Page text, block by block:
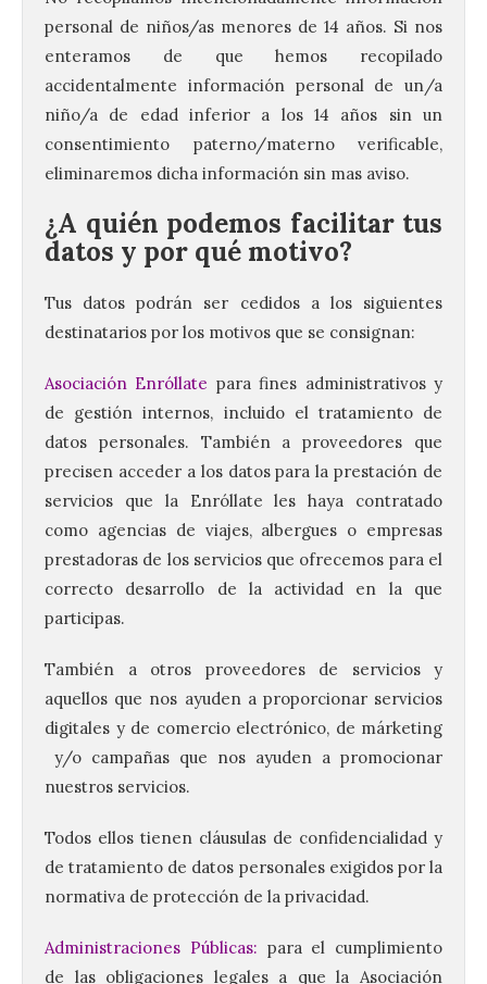
personal de niños/as menores de 14 años. Si nos
enteramos de que hemos recopilado
accidentalmente información personal de un/a
niño/a de edad inferior a los 14 años sin un
consentimiento paterno/materno verificable,
eliminaremos dicha información sin mas aviso.
¿A quién podemos facilitar tus
datos y por qué motivo?
Tus datos podrán ser cedidos a los siguientes
destinatarios por los motivos que se consignan:
Asociación Enróllate para fines administrativos y
de gestión internos, incluido el tratamiento de
datos personales. También a proveedores que
precisen acceder a los datos para la prestación de
servicios que la Enróllate les haya contratado
como agencias de viajes, albergues o empresas
prestadoras de los servicios que ofrecemos para el
correcto desarrollo de la actividad en la que
participas.
También a otros proveedores de servicios y
aquellos que nos ayuden a proporcionar servicios
digitales y de comercio electrónico, de márketing
y/o campañas que nos ayuden a promocionar
nuestros servicios.
Todos ellos tienen cláusulas de confidencialidad y
de tratamiento de datos personales exigidos por la
normativa de protección de la privacidad.
Administraciones Públicas: para el cumplimiento
de las obligaciones legales a que la Asociación